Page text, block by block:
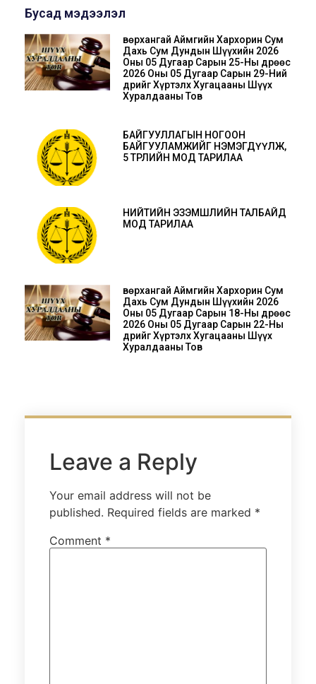
Бусад мэдээлэл
Өвөрхангай Аймгийн Хархорин Сум
Дахь Сум Дундын Шүүхийн 2026
Оны 05 Дугаар Сарын 25-Ны Өдрөөс
2026 Оны 05 Дугаар Сарын 29-Ний
Өдрийг Хүртэлх Хугацааны Шүүх
Хуралдааны Тов
БАЙГУУЛЛАГЫН НОГООН
БАЙГУУЛАМЖИЙГ НЭМЭГДҮҮЛЖ,
5 ТӨРЛИЙН МОД ТАРИЛАА
НИЙТИЙН ЭЗЭМШЛИЙН ТАЛБАЙД
МОД ТАРИЛАА
Өвөрхангай Аймгийн Хархорин Сум
Дахь Сум Дундын Шүүхийн 2026
Оны 05 Дугаар Сарын 18-Ны Өдрөөс
2026 Оны 05 Дугаар Сарын 22-Ны
Өдрийг Хүртэлх Хугацааны Шүүх
Хуралдааны Тов
Leave a Reply
Your email address will not be
published. Required fields are marked *
Comment *